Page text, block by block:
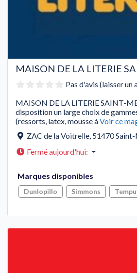
MAISON DE LA LITERIE
Pas d'avis (laisser un
MAISON DE LA LITERIE SAINT-
disposition un large choix de
(ressorts, latex, mousse àVoir ce
ZAC de la Voitrelle, 51470
Fermé aujourd'hui:
Marques disponibles
Dunlopillo Simmons